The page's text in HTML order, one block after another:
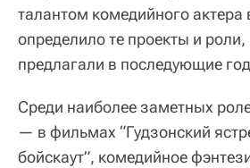
талантом комедийного
определило те проекты и
предлагали в последующие
Среди наиболее заметных
— в фильмах “Гудзонский
бойскаут”, комедийное